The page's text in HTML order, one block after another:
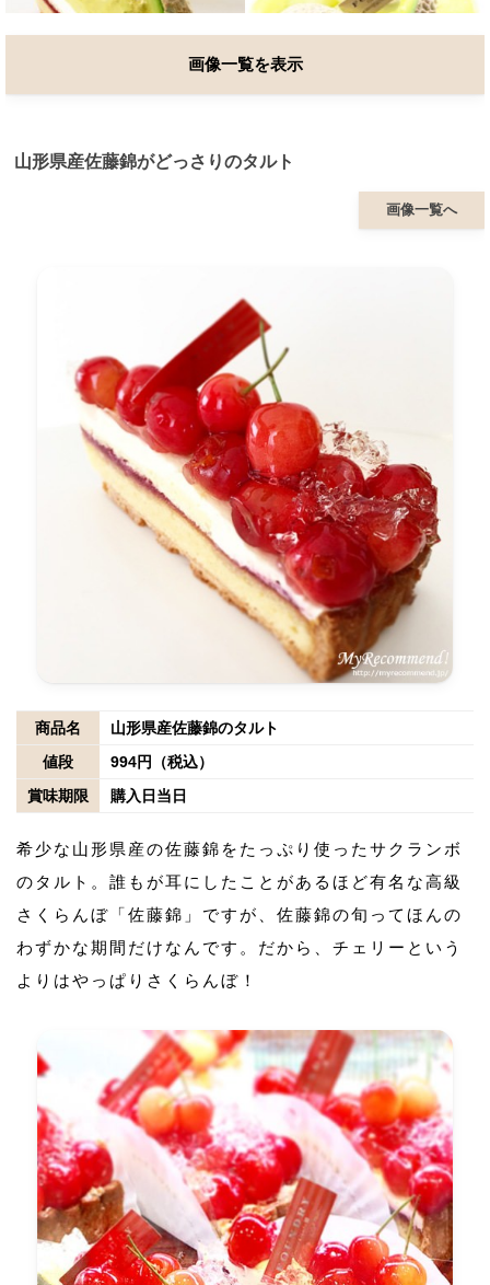
画像一覧を表示
山形県産佐藤錦がどっさりのタルト
画像一覧へ
商品名
山形県産佐藤錦のタルト
値段
994円（税込）
賞味期限
購入日当日
希少な山形県産の佐藤錦をたっぷり使ったサクランボ
のタルト。誰もが耳にしたことがあるほど有名な高級
さくらんぼ「佐藤錦」ですが、佐藤錦の旬ってほんの
わずかな期間だけなんです。だから、チェリーという
よりはやっぱりさくらんぼ！